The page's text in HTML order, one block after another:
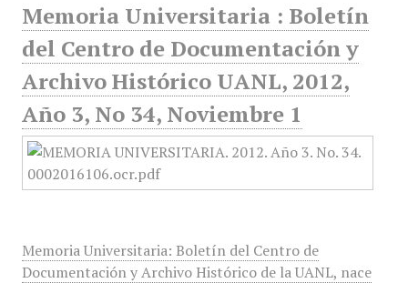
Memoria Universitaria : Boletín
del Centro de Documentación y
Archivo Histórico UANL, 2012,
Año 3, No 34, Noviembre 1
Memoria Universitaria: Boletín del Centro de
Documentación y Archivo Histórico de la UANL, nace